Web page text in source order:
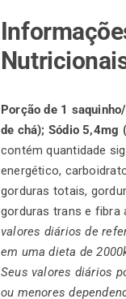
Porção de 1
de chá); Sódio 5,4mg
contém quantidade
energético,
gorduras totais,
gorduras trans e fibra
valores diários de
em uma dieta de
Seus valores diários
ou menores